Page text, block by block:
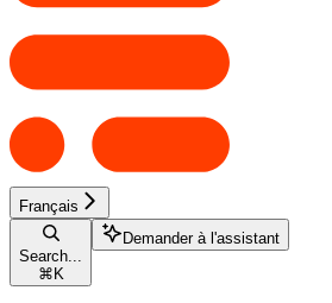
Français
Search...
⌘ K
Demander à l'assistant